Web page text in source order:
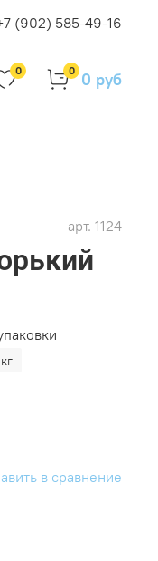
(902) 585-49-16
0 0 0 руб
арт. 1124
в сравнение